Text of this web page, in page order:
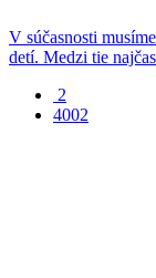
V súčasnosti
detí. Medzi tie
2
4002